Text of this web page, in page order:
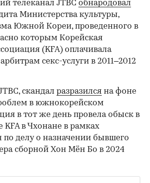
телеканал JTBC обнародовал
Министерства культуры,
Южной Кореи, проведенного в
которым Корейская
(KFA) оплачивала
секс-услуги в 2011–2012
скандал разразился на фоне
в южнокорейском
в тот же день провела обыск в
KFA в Чхонане в рамках
по делу о назначении бывшего
сборной Хон Мён Бо в 2024